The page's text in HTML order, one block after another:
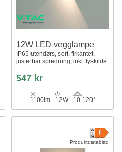
12W LED-vegglampe
IP65 utendørs, sort, firkantet,
justerbar spredning, inkl. lyskilde
547 kr
1100lm 12W 10-120°
Produktdatablad